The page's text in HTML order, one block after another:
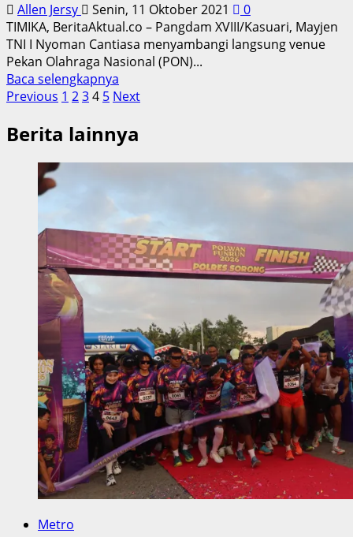
Allen Jersy Senin, 11 Oktober 2021
0
TIMIKA, BeritaAktual.co – Pangdam XVIII/Kasuari, Mayjen
TNI I Nyoman Cantiasa menyambangi langsung venue
Pekan Olahraga Nasional (PON)...
Baca selengkapnya
more
Pangdam
Kasuari
Kunjungi
Beri
Semangat
Kontingen
Papua
Paginasi
pos
Previous 1 234 5 Next
Berita lainnya
Metro